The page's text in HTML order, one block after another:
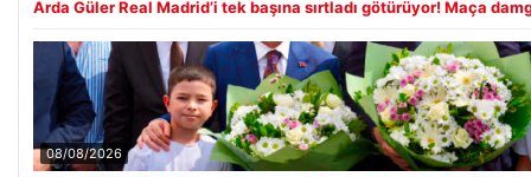
Arda Güler Real Madrid’i tek başına sırtladı götürüyor! Maça
08/08/2026